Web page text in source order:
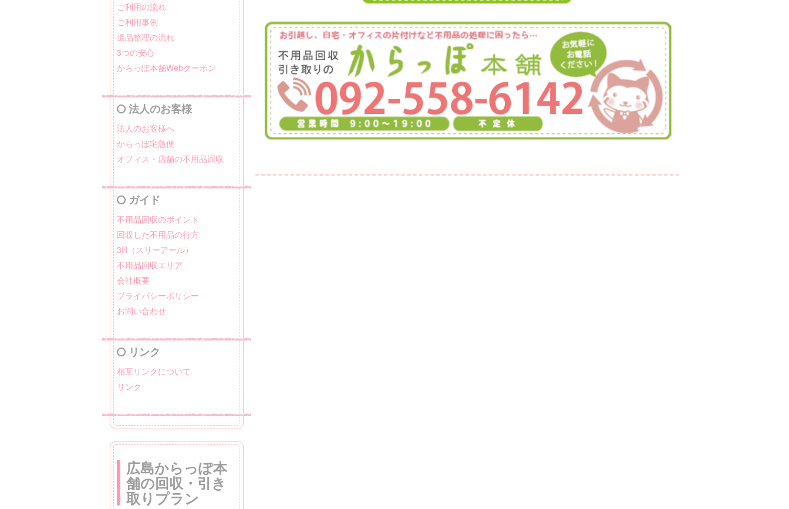
ご利用の流れ
ご利用事例
遺品整理の流れ
3つの安心
からっぽ本舗Webクーポン
法人のお客様
法人のお客様へ
からっぽ宅急便
オフィス・店舗の不用品回収
ガイド
不用品回収のポイント
回収した不用品の行方
3R（スリーアール）
不用品回収エリア
会社概要
プライバシーポリシー
お問い合わせ
リンク
相互リンクについて
リンク
広島からっぽ本
舗の回収・引き
取りプラン